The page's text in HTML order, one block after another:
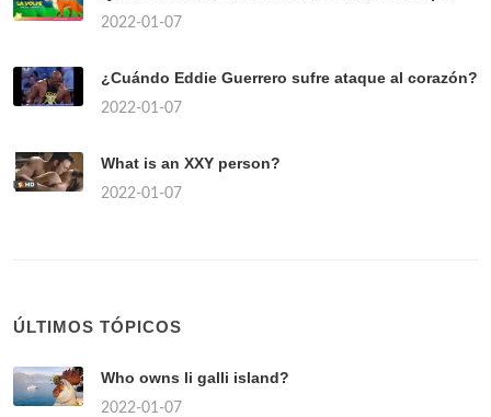
2022-01-07
¿Cuándo Eddie Guerrero sufre ataque al corazón?
2022-01-07
What is an XXY person?
2022-01-07
ÚLTIMOS TÓPICOS
Who owns li galli island?
2022-01-07